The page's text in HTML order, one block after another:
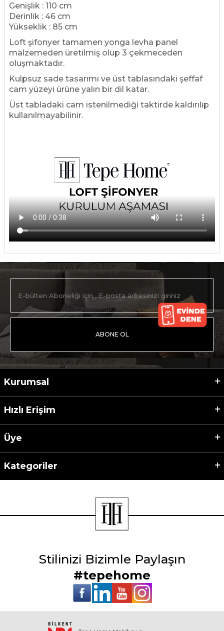
Genişlik : 110 cm
Derinlik : 46 cm
Yükseklik : 85 cm
Loft şifonyer tamamen yonga levha panel
malzemeden üretilmiş olup 3 çekmeceden
oluşmaktadır.
Kulpsuz sade tasarımı ve üst tablasındaki şeffaf
cam yüzeyi ürüne yalın bir dil katar.
Üst tabladaki cam istenilmediği taktirde kaldırılıp
kullanılmayabilinir.
ABONE OL
Kurumsal
Hızlı Erişim
Üye
Kategoriler
Stilinizi Bizimle Paylaşın
#tepehome